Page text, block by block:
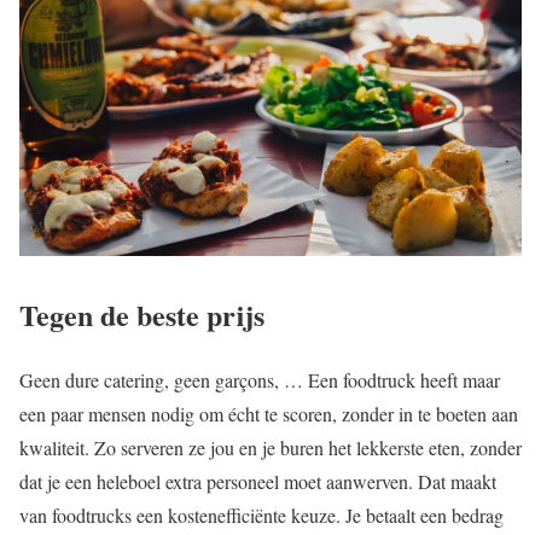
Tegen de beste prijs
Geen dure catering, geen garçons, … Een foodtruck heeft maar
een paar mensen nodig om écht te scoren, zonder in te boeten aan
kwaliteit. Zo serveren ze jou en je buren het lekkerste eten, zonder
dat je een heleboel extra personeel moet aanwerven. Dat maakt
van foodtrucks een kostenefficiënte keuze. Je betaalt een bedrag